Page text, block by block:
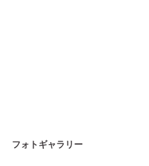
フォトギャラリー